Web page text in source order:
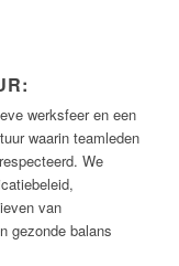
werksfeer en een
waarin teamleden
We
van
gezonde balans